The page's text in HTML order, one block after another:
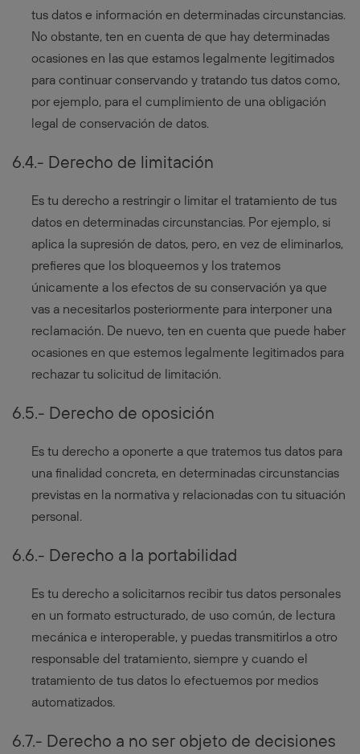
tus datos e información en determinadas circunstancias.
No obstante, ten en cuenta de que hay determinadas
ocasiones en las que estamos legalmente legitimados
para continuar conservando y tratando tus datos como,
por ejemplo, para el cumplimiento de una obligación
legal de conservación de datos.
6.4.- Derecho de limitación
Es tu derecho a restringir o limitar el tratamiento de tus
datos en determinadas circunstancias. Por ejemplo, si
aplica la supresión de datos, pero, en vez de eliminarlos,
prefieres que los bloqueemos y los tratemos
únicamente a los efectos de su conservación ya que
vas a necesitarlos posteriormente para interponer una
reclamación. De nuevo, ten en cuenta que puede haber
ocasiones en que estemos legalmente legitimados para
rechazar tu solicitud de limitación.
6.5.- Derecho de oposición
Es tu derecho a oponerte a que tratemos tus datos para
una finalidad concreta, en determinadas circunstancias
previstas en la normativa y relacionadas con tu situación
personal.
6.6.- Derecho a la portabilidad
Es tu derecho a solicitarnos recibir tus datos personales
en un formato estructurado, de uso común, de lectura
mecánica e interoperable, y puedas transmitirlos a otro
responsable del tratamiento, siempre y cuando el
tratamiento de tus datos lo efectuemos por medios
automatizados.
6.7.- Derecho a no ser objeto de decisiones